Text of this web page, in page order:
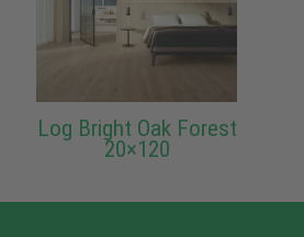
Log Bright Oak Forest
20×120